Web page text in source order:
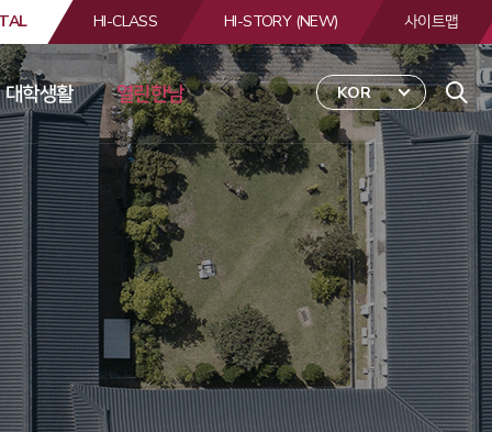
합
검
색
HI-CLASS HI-STORY (NEW) 사이트맵
KOR
대학생활 열린한남